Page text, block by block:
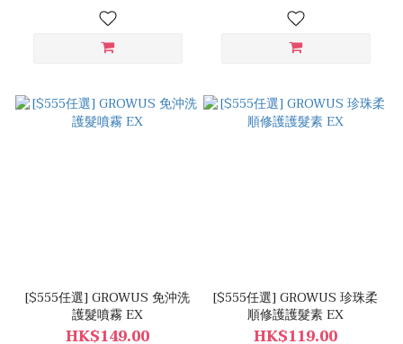
[$555任選] GROWUS 免沖洗
護髮噴霧 EX
HK$149.00
[$555任選] GROWUS 珍珠柔
順修護護髮素 EX
HK$119.00